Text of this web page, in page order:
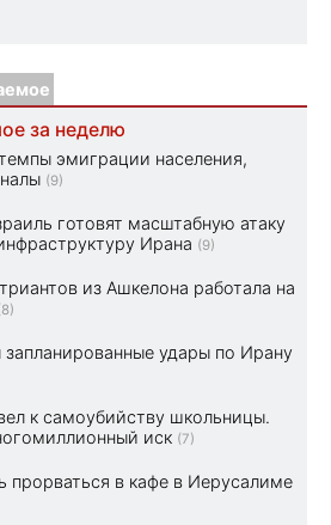
за неделю
эмиграции населения,
(9)
готовят масштабную атаку
Ирана (9)
из Ашкелона работала на
удары по Ирану
к самоубийству школьницы.
иск (7)
прорваться в кафе в Иерусалиме